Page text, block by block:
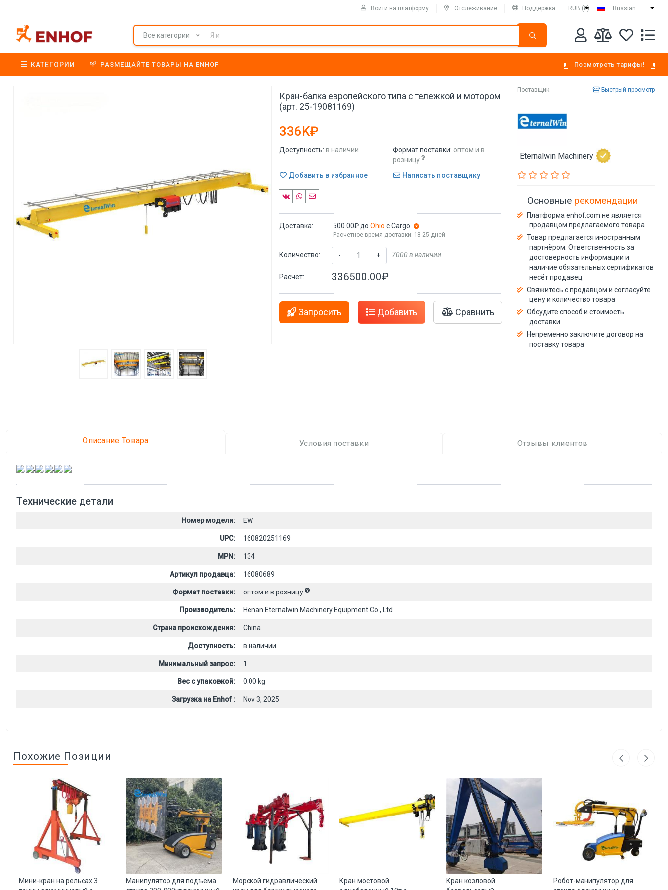
Войти на платформу Отслеживание Поддержка RUB (₽) Russian
Все категории
КАТЕГОРИИ РАЗМЕЩАЙТЕ ТОВАРЫ НА ENHOF Посмотреть тарифы!
Кран-балка европейского типа с тележкой и мотором
(арт. 25-19081169)
336K₽
Доступность: в наличии Формат поставки: оптом и в
розницу
Добавить в избранное
Написать поставщику
Доставка: 500.00₽ доOhioс Cargo
Расчетное время доставки: 18-25 дней
Количество: - + 7000 в наличии
Расчет: 336500.00₽
Запросить Добавить Сравнить
Поставщик Быстрый просмотр
Eternalwin Machinery
Основные рекомендации
Платформа enhof.com не является
продавцом предлагаемого товара
Товар предлагается иностранным
партнёром. Ответственность за
достоверность информации и
наличие обязательных сертификатов
несёт продавец
Свяжитесь с продавцом и согласуйте
цену и количество товара
Обсудите способ и стоимость
доставки
Непременно заключите договор на
поставку товара
Описание Товара Условия поставки Отзывы клиентов
, , , , ,
Технические детали
Номер модели: EW
UPC: 160820251169
MPN: 134
Артикул продавца: 16080689
Формат поставки: оптом и в розницу
Производитель: Henan Eternalwin Machinery Equipment Co., Ltd
Страна происхождения: China
Доступность: в наличии
Минимальный запрос: 1
Вес с упаковкой: 0.00 kg
Загрузка на Enhof : Nov 3, 2025
Похожие Позиции
Мини-кран на рельсах 3
Манипулятор для подъема
Морской гидравлический
Кран мостовой
Кран козловой
Робот-манипулятор для